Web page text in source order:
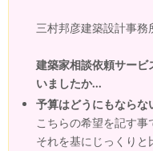
三村邦彦建築設計事務
建築家相談依頼サー
いましたか...
予算はどうにもならな
こちらの希望を記す事
それを基にじっくりと